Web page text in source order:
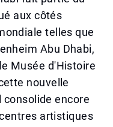
aux côtés
telles que
Abu Dhabi,
Musée d'Histoire
nouvelle
encore
artistiques